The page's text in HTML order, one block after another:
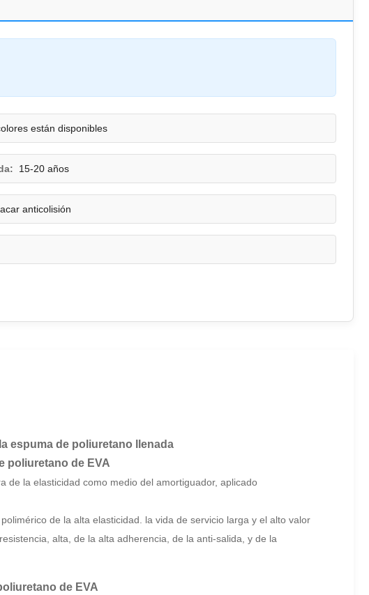
están disponibles
15-20 años
anticolisión
espuma de poliuretano llenada
poliuretano de EVA
de la elasticidad como medio del amortiguador, aplicado
de la alta elasticidad. la vida de servicio larga y el alto valor
alta, de la alta adherencia, de la anti-salida, y de la
de EVA